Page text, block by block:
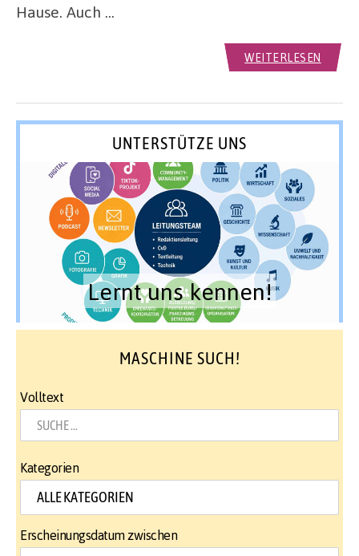
Hause. Auch …
WEITERLESEN
UNTERSTÜTZE UNS
Lernt uns kennen!
MASCHINE SUCH!
Volltext
Kategorien
Erscheinungsdatum zwischen